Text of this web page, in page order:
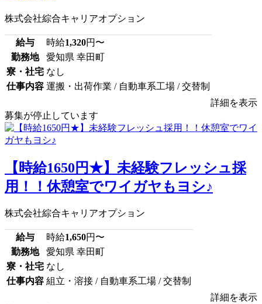
株式会社綜合キャリアオプション
給与 時給1,320円〜
勤務地
愛知県 幸田町
寮・社宅 なし
仕事内容 運搬・出荷作業 / 自動車系工場 / 交替制
詳細を表示
募集が停止しています
【時給1650円★】未経験フレッシュ採
用！！休憩室でワイガヤもヨシ♪
株式会社綜合キャリアオプション
給与 時給1,650円〜
勤務地
愛知県 幸田町
寮・社宅 なし
仕事内容 組立・溶接 / 自動車系工場 / 交替制
詳細を表示